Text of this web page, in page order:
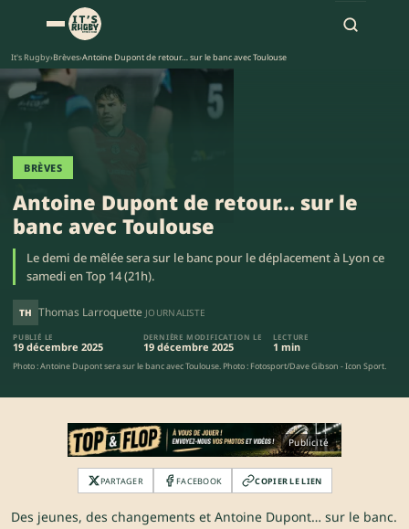
It's Rugby›Brèves›Antoine Dupont de retour… sur le banc avec Toulouse
BRÈVES
Antoine Dupont de retour… sur le
banc avec Toulouse
Le demi de mêlée sera sur le banc pour le déplacement à Lyon ce
samedi en Top 14 (21h).
TH Thomas Larroquette JOURNALISTE
PUBLIÉ LE
19 décembre 2025
DERNIÈRE MODIFICATION LE
19 décembre 2025
LECTURE
1 min
Photo : Antoine Dupont sera sur le banc avec Toulouse. Photo : Fotosport/Dave Gibson - Icon Sport.
Publicité
Des jeunes, des changements et Antoine Dupont… sur le banc.
PARTAGER FACEBOOK COPIER LE LIEN